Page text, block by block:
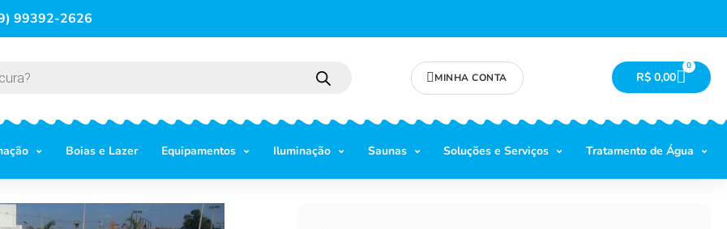
99392-2626
MINHA CONTA R$0,00
0
Boias e Lazer Equipamentos Iluminação Saunas Soluções e Serviços Tratamento de Água